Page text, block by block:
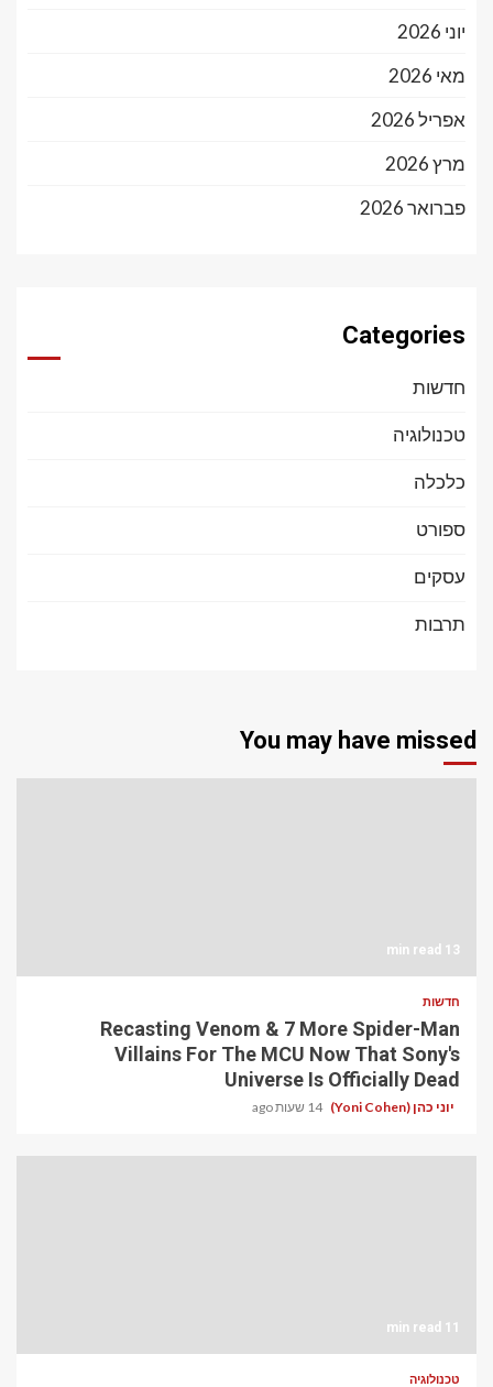
יוני 2026
מאי 2026
אפריל 2026
מרץ 2026
פברואר 2026
Categories
חדשות
טכנולוגיה
כלכלה
ספורט
עסקים
תרבות
You may have missed
13 min read
חדשות
Recasting Venom & 7 More Spider-Man
Villains For The MCU Now That Sony's
Universe Is Officially Dead
יוני כהן (Yoni Cohen) 14 שעות ago
11 min read
טכנולוגיה